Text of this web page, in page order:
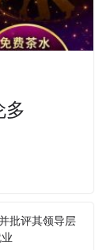
批评其领导层